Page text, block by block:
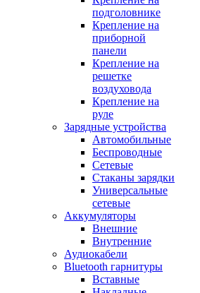
подголовнике
Крепление на
приборной
панели
Крепление на
решетке
воздуховода
Крепление на
руле
Зарядные устройства
Автомобильные
Беспроводные
Сетевые
Стаканы зарядки
Универсальные
сетевые
Аккумуляторы
Внешние
Внутренние
Аудиокабели
Bluetooth гарнитуры
Вставные